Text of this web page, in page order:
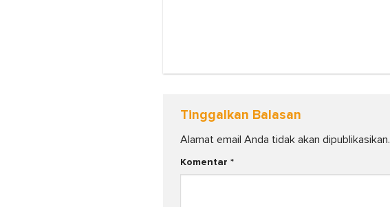
Tinggalkan Balasan
Alamat email Anda tidak akan dipublikasikan.
Komentar *